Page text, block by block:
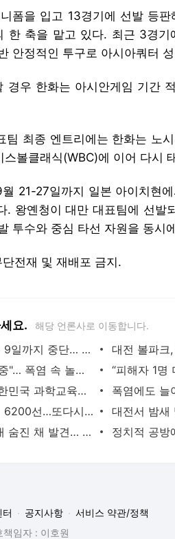
폼을 입고 13경기에 선발 등
한 축을 맡고 있다. 최근 3경기
안정적인 투구로 아시아쿼터
경우 한화는 아시안게임 기간
팀 최종 엔트리에는 한화는 노
볼클래식(WBC)에 이어 다시
21-27일까지 일본 아이치현
. 왕옌청이 대만 대표팀에 선발
투수와 중심 타선 자원을 동시
전재 및 재배포 금지.
요. 해당 언론사로 이동합니다.
'매서운 폭염'에 프로야구 9일까지 중단… 한화 반등 기회 두산전으로 - 대전일보
"새 주인 구합니다, 유기 중"… 폭염 속 놀이터에 '버려진 강아지' - 대전일보
대전 과학교사 3인방 '대한민국 과학교육상' 영예 - 대전일보
코스피, 장중 5.25% 내려 6200선…또다시 매도 사이드카 발동 - 대전일보
부여 텃밭서 일 보던 80대 숨진 채 발견… "당시 낮 기온 35.5도" - 대전일보
공지사항
서비스 약관/정책
책임자 : 이호원